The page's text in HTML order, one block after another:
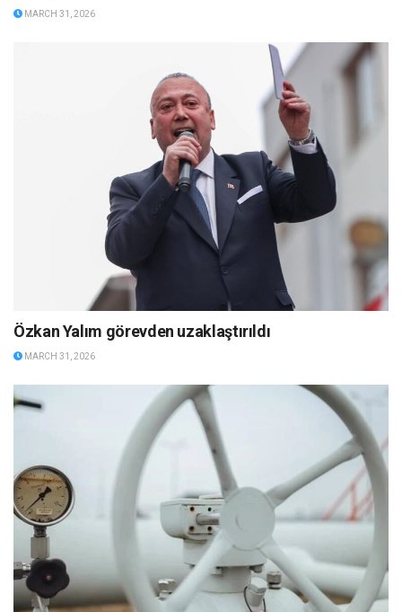
MARCH 31, 2026
Özkan Yalım görevden uzaklaştırıldı
MARCH 31, 2026